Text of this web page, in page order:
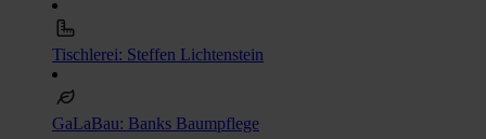
Tischlerei: Steffen Lichtenstein
GaLaBau: Banks Baumpflege